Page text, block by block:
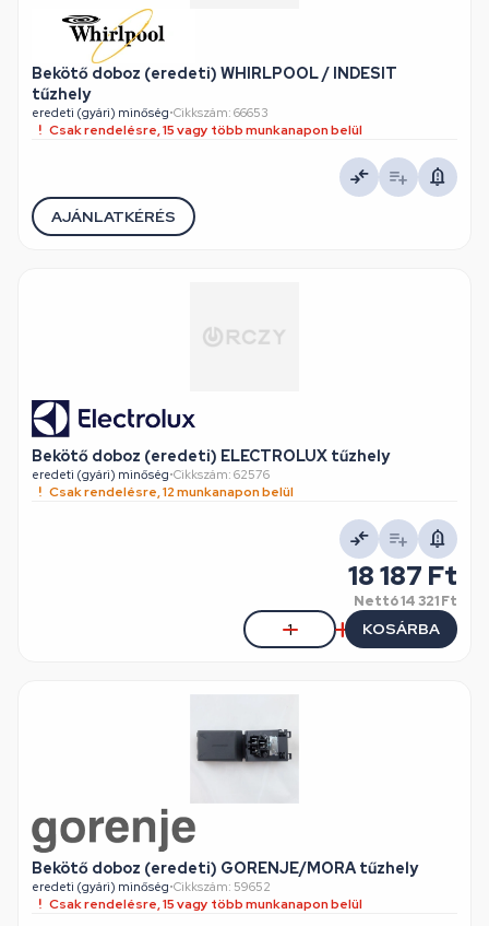
Bekötő doboz (eredeti) WHIRLPOOL / INDESIT
tűzhely
eredeti (gyári) minőség•Cikkszám: 66653
Csak rendelésre, 15 vagy több munkanapon belül
AJÁNLATKÉRÉS
Bekötő doboz (eredeti) ELECTROLUX tűzhely
eredeti (gyári) minőség•Cikkszám: 62576
Csak rendelésre, 12 munkanapon belül
18 187 Ft
Nettó14 321 Ft
KOSÁRBA
Bekötő doboz (eredeti) GORENJE/MORA tűzhely
eredeti (gyári) minőség•Cikkszám: 59652
Csak rendelésre, 15 vagy több munkanapon belül